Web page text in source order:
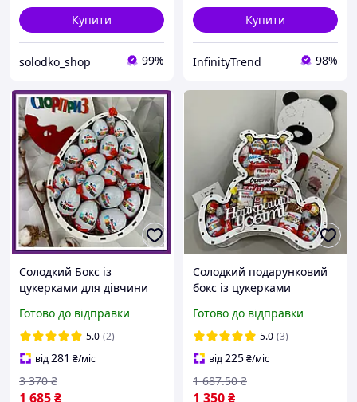
Купити
solodko_shop 99%
Купити
InfinityTrend 98%
Солодкий Бокс із
цукерками для дівчини
Кіндер сюрприз
подарунковий набір
солодощів
Готово до відправки
5.0 (2)
від281 ₴/міс
1 685₴
3 370 ₴
Солодкий подарунковий
бокс із цукерками
набір солодощів для
дитини Солодкий
подарунок на день
народження
Готово до відправки
5.0 (3)
від225₴/міс
1 350₴
1 687.50 ₴